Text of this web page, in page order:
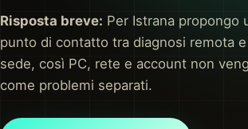
Risposta breve: Per Istrana propongo
punto di contatto tra diagnosi remota
sede, così PC, rete e account non
come problemi separati.